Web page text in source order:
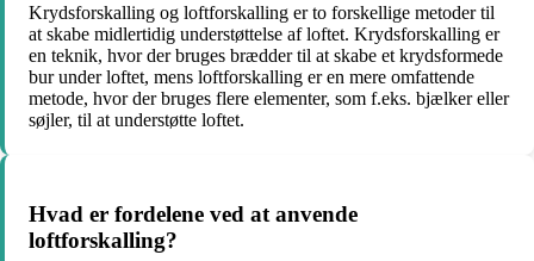
Krydsforskalling og loftforskalling er to forskellige metoder til
at skabe midlertidig understøttelse af loftet. Krydsforskalling er
en teknik, hvor der bruges brædder til at skabe et krydsformede
bur under loftet, mens loftforskalling er en mere omfattende
metode, hvor der bruges flere elementer, som f.eks. bjælker eller
søjler, til at understøtte loftet.
Hvad er fordelene ved at anvende
loftforskalling?